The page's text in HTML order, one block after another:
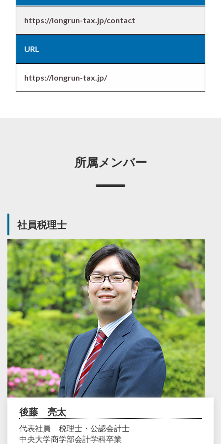
https://longrun-tax.jp/contact
URL
https://longrun-tax.jp/
所属メンバー
社員税理士
後藤 亮太
代表社員 税理士・公認会計士
中央大学商学部会計学科卒業